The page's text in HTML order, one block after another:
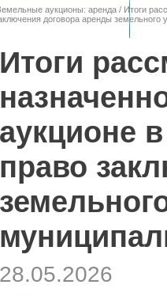
обсуждения
аукционы: аренда / Итоги
договора аренды земельного
Итоги
аукционе
право
28.05.2026